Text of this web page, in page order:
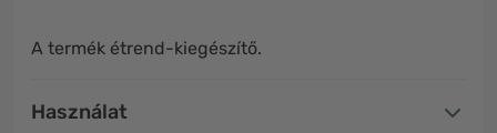
A termék étrend-kiegészítő.
Használat